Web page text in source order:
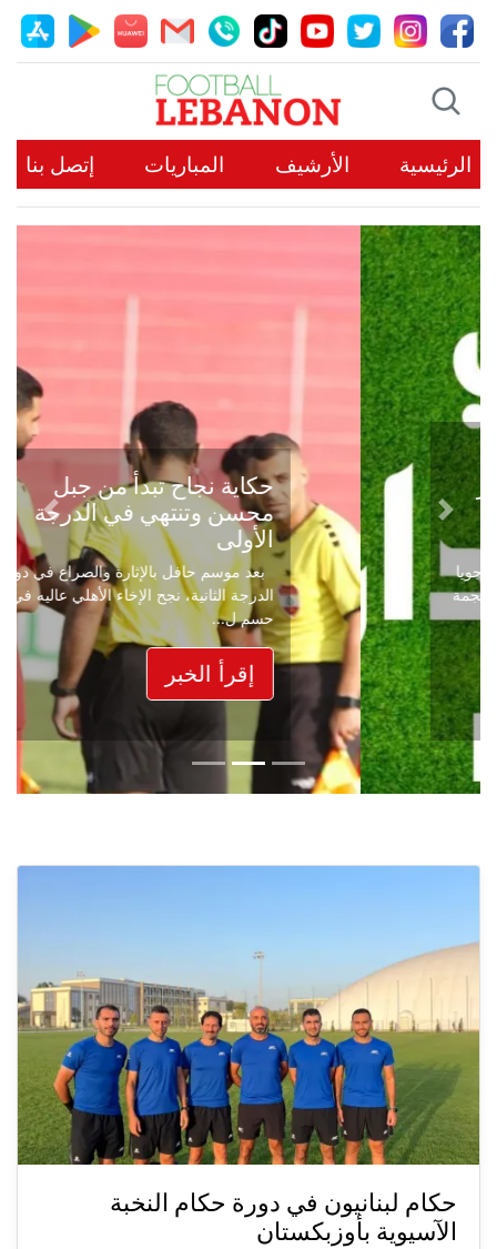
الرئيسية الأرشيف المباريات إتصل بنا
حكاية نجاح تبدأ من جبل
محسن وتنتهي في الدرجة
الأولى
بعد موسم حافل بالإثارة والصراع في دوري
الدرجة الثانية، نجح الإخاء الأهلي عاليه في
حسم ل...
إقرأ الخبر
Previous
Next
حكام لبنانيون في دورة حكام النخبة
الآسيوية بأوزبكستان